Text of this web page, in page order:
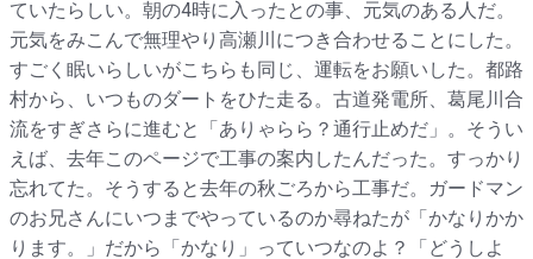
ていたらしい。朝の4時に入ったとの事、元気のある人だ。
元気をみこんで無理やり高瀬川につき合わせることにした。
すごく眠いらしいがこちらも同じ、運転をお願いした。都路
村から、いつものダートをひた走る。古道発電所、葛尾川合
流をすぎさらに進むと「ありゃらら？通行止めだ」。そうい
えば、去年このページで工事の案内したんだった。すっかり
忘れてた。そうすると去年の秋ごろから工事だ。ガードマン
のお兄さんにいつまでやっているのか尋ねたが「かなりかか
ります。」だから「かなり」っていつなのよ？「どうしよ